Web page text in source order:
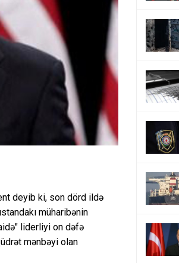
deyib ki, son dörd ildə
müharibənin
liderliyi on dəfə
mənbəyi olan